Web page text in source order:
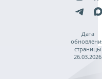
Дата
страницы
26.03.2026